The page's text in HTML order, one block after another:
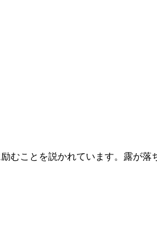
ことを説かれています。露が